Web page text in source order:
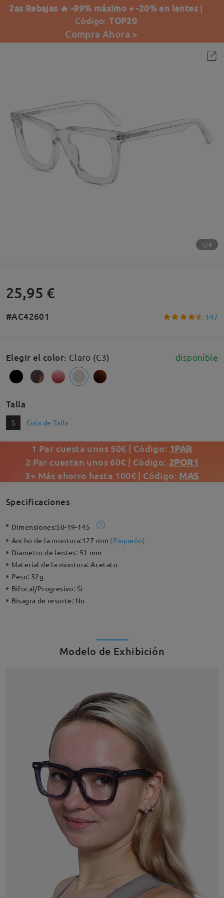
2as Rebajas 🔥 -99% máximo + -20% en lentes |
Código:TOP20
Compra Ahora >
1/8
25,95 €
#AC42601 147
Elegir el color: Claro (C3) disponible
Talla
S Guía de Talla
1 Par cuesta unos 50€ | Código: 1PAR
2 Par cuestan unos 60€ | Código: 2POR1
3+ Más ahorro hasta 100€ | Código: MAS
Specificaciones
Dimensiones:50-19-145
Ancho de la montura:127 mm (Paqueño)
Diametro de lentes: 51 mm
Material de la montura:Acetato
Peso: 32g
Bifocal/Progresivo: Sí
Bisagra de resorte: No
Modelo de Exhibición